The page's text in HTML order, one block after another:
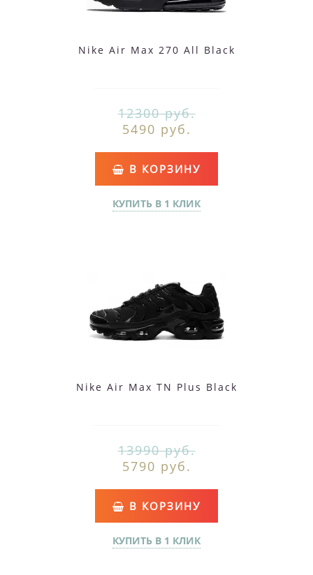
Nike Air Max 270 All Black
12300 руб.
5490 руб.
В КОРЗИНУ
КУПИТЬ В 1 КЛИК
Nike Air Max TN Plus Black
13990 руб.
5790 руб.
В КОРЗИНУ
КУПИТЬ В 1 КЛИК